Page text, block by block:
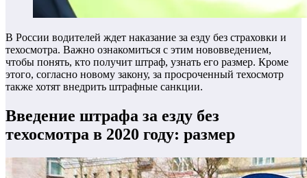
В России водителей ждет наказание за езду без страховки и
техосмотра. Важно ознакомиться с этим нововведением,
чтобы понять, кто получит штраф, узнать его размер. Кроме
этого, согласно новому закону, за просроченный техосмотр
также хотят внедрить штрафные санкции.
Введение штрафа за езду без
техосмотра в 2020 году: размер